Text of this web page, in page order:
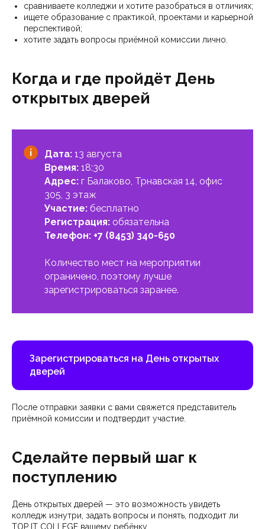
сравниваете колледжи и хотите разобраться в отличиях;
ищете образование с практикой, проектами и карьерной
перспективой;
хотите задать вопросы приёмной комиссии лично.
Когда и где пройдёт День
открытых дверей
Дата: 13 августа
Время: 18:30
Адрес: г Балаково, Трнавская 14, офис
305, 3 этаж
Участие: бесплатно
Регистрация: обязательна
Телефон: +7 (8453) 340-650
Количество мест на мероприятии
ограничено, поэтому лучше
зарегистрироваться заранее.
Зарегистрироваться на День открытых
дверей
После отправки заявки с вами свяжется представитель
приёмной комиссии и подтвердит участие.
Сделайте первый шаг к
поступлению
День открытых дверей — это возможность увидеть
колледж изнутри, задать вопросы и понять, подходит ли
TOP IT COLLEGE вашему ребёнку.